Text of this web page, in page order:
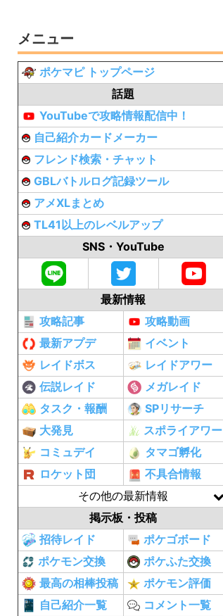
メニュー
ポケマピ トップページ
話題
YouTubeで攻略情報配信中！
自己紹介カードメーカー
フレンド検索・チャット
GBLバトルログ記録ツール
アメXLまとめ
TL41以上のレベルアップ
SNS・YouTube
最新情報
攻略記事
攻略動画
最新アプデ
イベント
レイドボス
レイドアワー
伝説レイド
メガレイド
タスク・報酬
SPリサーチ
大発見
スポライアワー
コミュデイ
タマゴ孵化
ロケット団
不具合情報
その他の最新情報
掲示板・投稿
招待レイド
ポケゴボード
ポケモン交換
ポケふた交換
最高の相棒投稿
ポケモン評価
自己紹介一覧
コメント一覧